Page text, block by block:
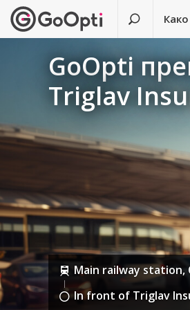
GoOpti
Triglav
Main railway station,
In front of Triglav